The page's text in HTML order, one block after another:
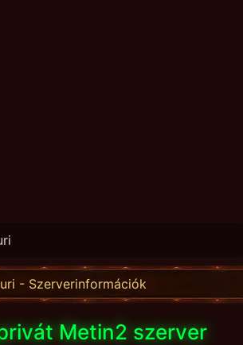
- Szerverinformációk
Metin2 szerver